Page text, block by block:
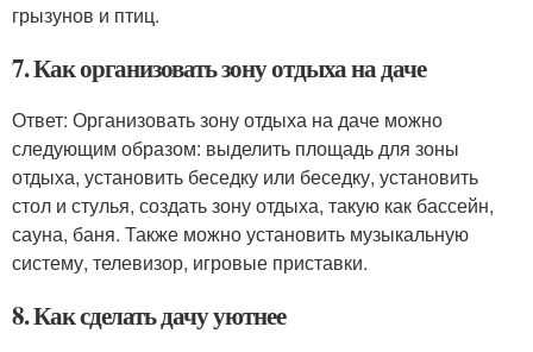
грызунов и птиц.
7. Как организовать зону отдыха на даче
Ответ: Организовать зону отдыха на даче можно
следующим образом: выделить площадь для зоны
отдыха, установить беседку или беседку, установить
стол и стулья, создать зону отдыха, такую как бассейн,
сауна, баня. Также можно установить музыкальную
систему, телевизор, игровые приставки.
8. Как сделать дачу уютнее